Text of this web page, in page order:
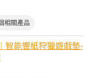
相關產品
智能響紙狩獵遊戲墊-